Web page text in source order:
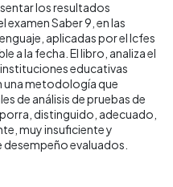
los resultados
Saber 9, en las
aplicadas por el Icfes
a la fecha. El libro, analiza el
educativas
una metodología que
de análisis de pruebas de
distinguido, adecuado,
muy insuficiente y
desempeño evaluados.